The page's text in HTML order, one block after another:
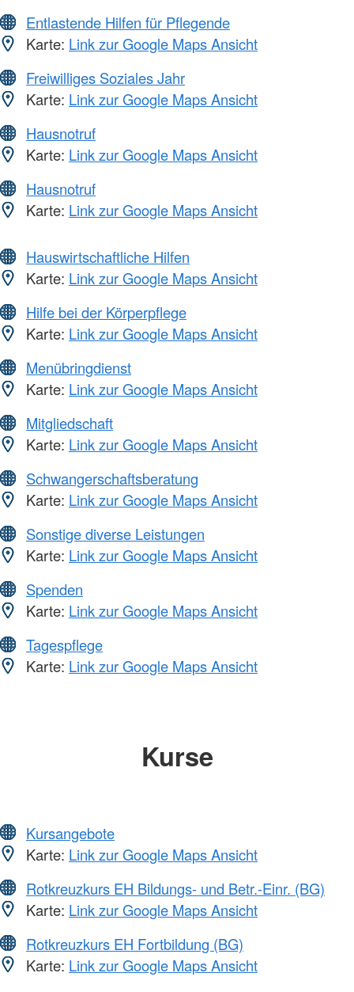
Entlastende Hilfen für Pflegende
Karte: Link zur Google Maps Ansicht
Freiwilliges Soziales Jahr
Karte: Link zur Google Maps Ansicht
Hausnotruf
Karte: Link zur Google Maps Ansicht
Hausnotruf
Karte: Link zur Google Maps Ansicht
Hauswirtschaftliche Hilfen
Karte: Link zur Google Maps Ansicht
Hilfe bei der Körperpflege
Karte: Link zur Google Maps Ansicht
Menübringdienst
Karte: Link zur Google Maps Ansicht
Mitgliedschaft
Karte: Link zur Google Maps Ansicht
Schwangerschaftsberatung
Karte: Link zur Google Maps Ansicht
Sonstige diverse Leistungen
Karte: Link zur Google Maps Ansicht
Spenden
Karte: Link zur Google Maps Ansicht
Tagespflege
Karte: Link zur Google Maps Ansicht
Kurse
Kursangebote
Karte: Link zur Google Maps Ansicht
Rotkreuzkurs EH Bildungs- und Betr.-Einr. (BG)
Karte: Link zur Google Maps Ansicht
Rotkreuzkurs EH Fortbildung (BG)
Karte: Link zur Google Maps Ansicht